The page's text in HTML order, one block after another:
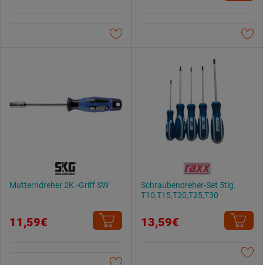
Mutterndreher 2K.-Griff SW
11,59€
Schraubendreher-Set 5tlg.
T10,T15,T20,T25,T30
13,59€